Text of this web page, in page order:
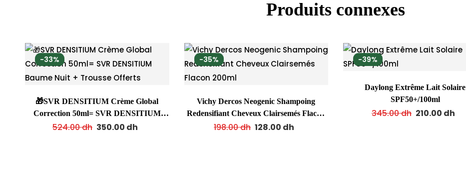
Produits connexes
-33%
🎁SVR DENSITIUM Crème Global
Correction 50ml= SVR DENSITIUM
Baume Nuit + Trousse Offerts
524.00dh 350.00 dh
-35%
Vichy Dercos Neogenic Shampoing
Redensifiant Cheveux Clairsemés Flacon
200ml
198.00dh 128.00 dh
-39%
Daylong Extrême Lait Solaire
SPF50+/100ml
345.00dh 210.00 dh